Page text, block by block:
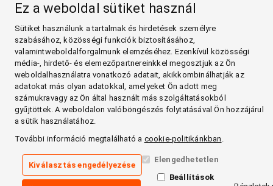
Ez a weboldal sütiket használ
Sütiket használunk a tartalmak és hirdetések személyre
szabásához, közösségi funkciók biztosításához,
valamintweboldalforgalmunk elemzéséhez. Ezenkívül közösségi
média-, hirdető- és elemezőpartnereinkkel megosztjuk az Ön
weboldalhasználatra vonatkozó adatait, akikkombinálhatják az
adatokat más olyan adatokkal, amelyeket Ön adott meg
számukravagy az Ön által használt más szolgáltatásokból
gyűjtöttek. A weboldalon valóböngészés folytatásával Ön hozzájárul
a sütik használatához.
További információ megtalálható a cookie-politikánkban .
Kiválasztás engedélyezése
Elengedhetetlen
Beállítások
Impresszum
Általános Szerződési Feltételek
Általános Szabályozási Feltételek
Adatkezelési tájékoztató
Cookie szabályzat
Megfelelőség